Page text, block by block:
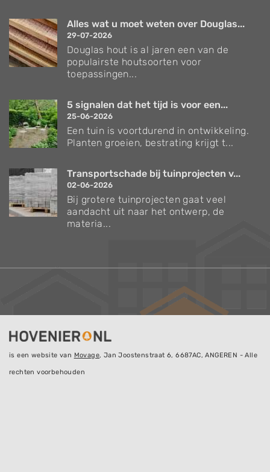
Alles wat u moet weten over Douglas...
29-07-2026
Douglas hout is al jaren een van de
populairste houtsoorten voor
toepassingen...
5 signalen dat het tijd is voor een...
25-06-2026
Een tuin is voortdurend in ontwikkeling.
Planten groeien, bestrating krijgt t...
Transportschade bij tuinprojecten v...
02-06-2026
Bij grotere tuinprojecten gaat veel
aandacht uit naar het ontwerp, de
materia...
is een website van Movage, Jan Joostenstraat 6, 6687AC, ANGEREN - Alle
rechten voorbehouden